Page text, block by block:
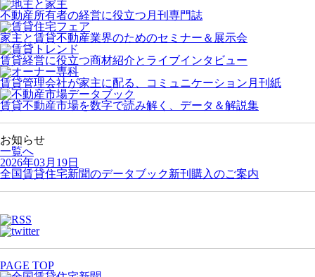
不動産所有者の経営に役立つ月刊専門誌
家主と賃貸不動産業界のためのセミナー＆展示会
賃貸経営に役立つ商材紹介とライブインタビュー
賃貸管理会社が家主に配る、コミュニケーション月刊紙
賃貸不動産市場を数字で読み解く、データ＆解説集
お知らせ
一覧へ
2026年03月19日
全国賃貸住宅新聞のデータブック新刊購入のご案内
PAGE TOP